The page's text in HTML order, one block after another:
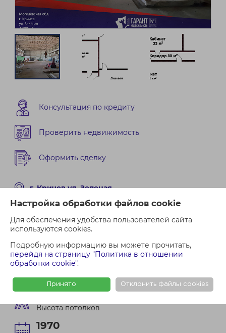
Настройка обработки файлов cookie
Для обеспечения удобства пользователей сайта
используются cookies.
Подробную информацию вы можете прочитать,
перейдя на страницу "Политика в отношении
обработки cookie".
Принято Отклонить файлы cookies
Консультация по кредиту
Проверить недвижимость
Оформить сделку
г. Кричев ул. Зеленая
Производственное
Тип помещения
4618.6 м²
Общая площадь
1из 3
Этаж
15
Высота потолков
1970